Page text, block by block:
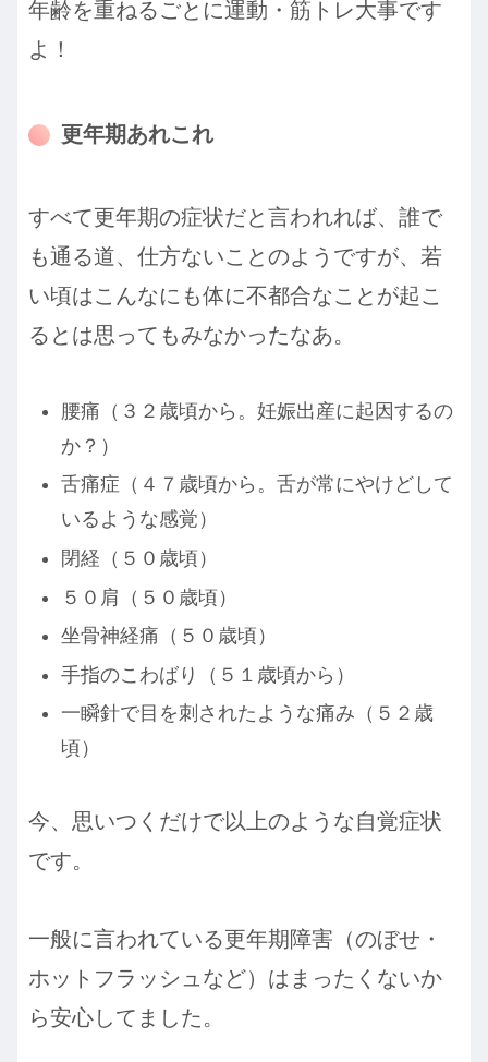
年齢を重ねるごとに運動・筋トレ大事です
よ！
更年期あれこれ
すべて更年期の症状だと言われれば、誰で
も通る道、仕方ないことのようですが、若
い頃はこんなにも体に不都合なことが起こ
るとは思ってもみなかったなあ。
腰痛（３２歳頃から。妊娠出産に起因するの
か？）
舌痛症（４７歳頃から。舌が常にやけどして
いるような感覚）
閉経（５０歳頃）
５０肩（５０歳頃）
坐骨神経痛（５０歳頃）
手指のこわばり（５１歳頃から）
一瞬針で目を刺されたような痛み（５２歳
頃）
今、思いつくだけで以上のような自覚症状
です。
一般に言われている更年期障害（のぼせ・
ホットフラッシュなど）はまったくないか
ら安心してました。